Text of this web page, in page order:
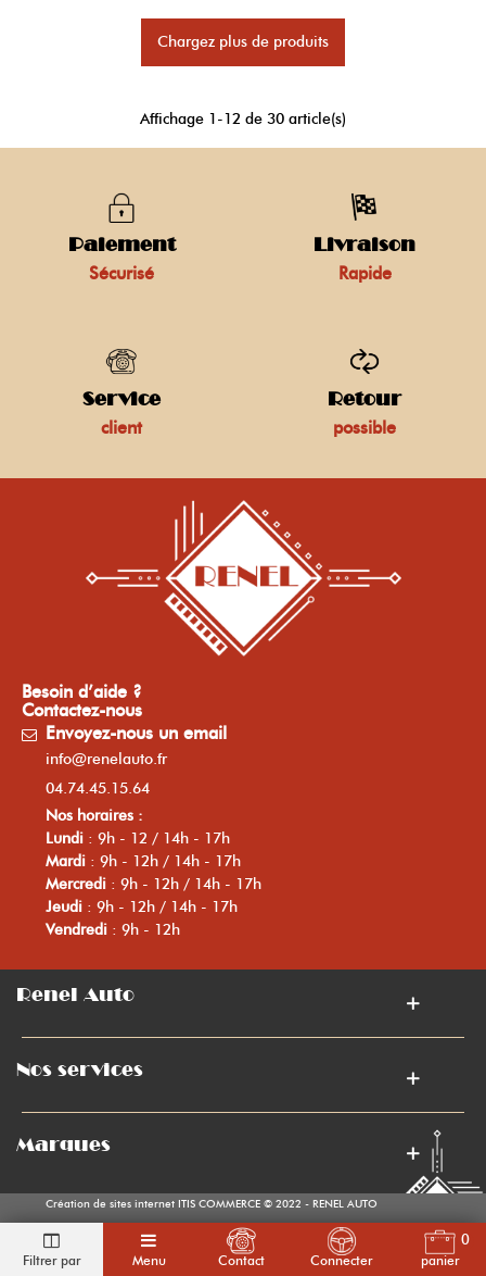
Chargez plus de produits
Affichage 1-12 de 30 article(s)
Paiement
Sécurisé
Livraison
Rapide
Service
client
Retour
possible
Besoin d’aide ?
Contactez-nous
Envoyez-nous un email
info@renelauto.fr
04.74.45.15.64
Nos horaires :
Lundi : 9h - 12 / 14h - 17h
Mardi : 9h - 12h / 14h - 17h
Mercredi : 9h - 12h / 14h - 17h
Jeudi : 9h - 12h / 14h - 17h
Vendredi : 9h - 12h
Renel Auto
Nos services
Marques
Création de sites internet ITIS COMMERCE © 2022 - RENEL AUTO
Filtrer par Menu Contact Connecter panier
0